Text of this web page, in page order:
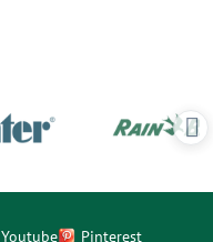
Youtube Pinterest